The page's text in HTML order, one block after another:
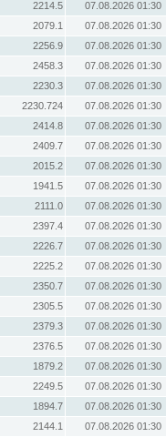
2214.5
07.08.2026 01:30
2079.1
07.08.2026 01:30
2256.9
07.08.2026 01:30
2458.3
07.08.2026 01:30
2230.3
07.08.2026 01:30
2230.724
07.08.2026 01:30
2414.8
07.08.2026 01:30
2409.7
07.08.2026 01:30
2015.2
07.08.2026 01:30
1941.5
07.08.2026 01:30
2111.0
07.08.2026 01:30
2397.4
07.08.2026 01:30
2226.7
07.08.2026 01:30
2225.2
07.08.2026 01:30
2350.7
07.08.2026 01:30
2305.5
07.08.2026 01:30
2379.3
07.08.2026 01:30
2376.5
07.08.2026 01:30
1879.2
07.08.2026 01:30
2249.5
07.08.2026 01:30
1894.7
07.08.2026 01:30
2144.1
07.08.2026 01:30